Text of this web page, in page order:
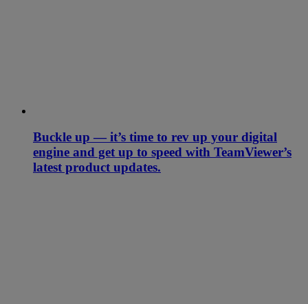
Buckle up — it’s time to rev up your digital
engine and get up to speed with TeamViewer’s
latest product updates.